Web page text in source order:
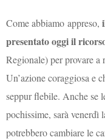
Come abbiamoappreso,i
presentato oggi il
Regionale) per provare
Un’azione coraggiosa e
seppur flebile. Anche se
pochissime, sarà venerdì
potrebbero cambiare le